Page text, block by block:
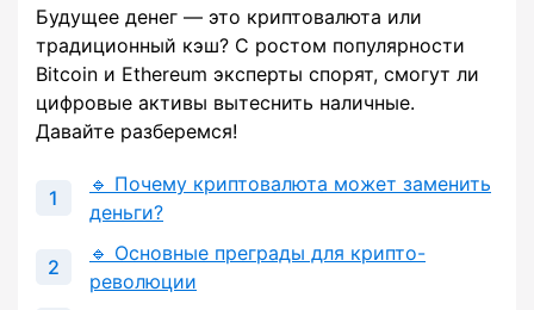
Будущее денег — это криптовалюта или
традиционный кэш? С ростом популярности
Bitcoin и Ethereum эксперты спорят, смогут ли
цифровые активы вытеснить наличные.
Давайте разберемся!
🔹 Почему криптовалюта может заменить
деньги?
🔹 Основные преграды для крипто-
революции